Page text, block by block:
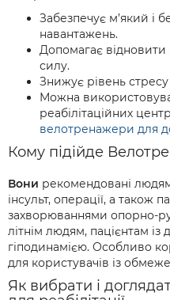
Забезпечує м’який і
навантажень.
Допомагає відновити
силу.
Знижує рівень
Можна
реабілітаційних
велотренажери для
Кому підійде
Вони рекомендовані
інсульт, операції, а також
захворюваннями опорно-
літнім людям, пацієнтам із
гіподинамією. Особливо
для користувачів із
Як вибрати і